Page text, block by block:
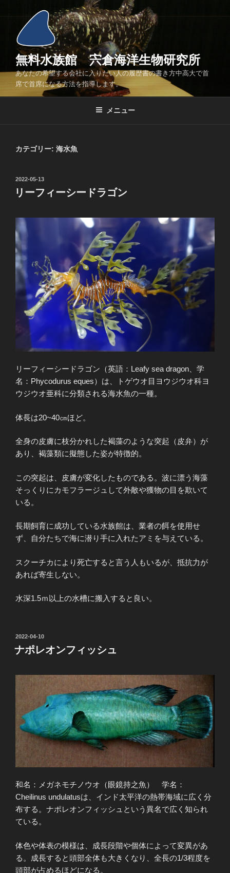
無料水族館 宍倉海洋生物研究所
あなたの希望する会社に入りたい人の履歴書の書き方中高大で首
席で首席になる方法を指導します。
メニュー
カテゴリー: 海水魚
投
稿
日:
2022-05-13
リーフィーシードラゴン
リーフィーシードラゴン（英語：Leafy sea dragon、学
名：Phycodurus eques）は、トゲウオ目ヨウジウオ科ヨ
ウジウオ亜科に分類される海水魚の一種。
体長は20~40㎝ほど。
全身の皮膚に枝分かれした褐藻のような突起（皮弁）が
あり、褐藻類に擬態した姿が特徴的。
この突起は、皮膚が変化したものである。波に漂う海藻
そっくりにカモフラージュして外敵や獲物の目を欺いて
いる。
長期飼育に成功している水族館は、業者の餌を使用せ
ず、自分たちで海に潜り手に入れたアミを与えている。
スクーチカにより死亡すると言う人もいるが、抵抗力が
あれば寄生しない。
水深1.5ｍ以上の水槽に搬入すると良い。
投
稿
日:
2022-04-10
ナポレオンフィッシュ
和名：メガネモチノウオ（眼鏡持之魚） 学名：
Cheilinus undulatusは、インド太平洋の熱帯海域に広く分
布する。ナポレオンフィッシュという異名で広く知られ
ている。
体色や体表の模様は、成長段階や個体によって変異があ
る。成長すると頭部全体も大きくなり、全長の1/3程度を
頭部が占めるほどになる。